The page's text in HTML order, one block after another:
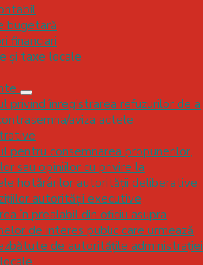
bugetară
financiari
și taxe locale
privind înregistrarea refuzurilor de a
aviza actele
pentru consemnarea propunerilor,
sau opiniilor cu privire la
hotărârilor autorității deliberative
autorității executive
în prealabil din oficiu asupra
de interes public care urmează
de autoritățile administrației
depunerea solicitării de obținere
– Alimentare cu Apă Valea
depunerea solicitării de obținere